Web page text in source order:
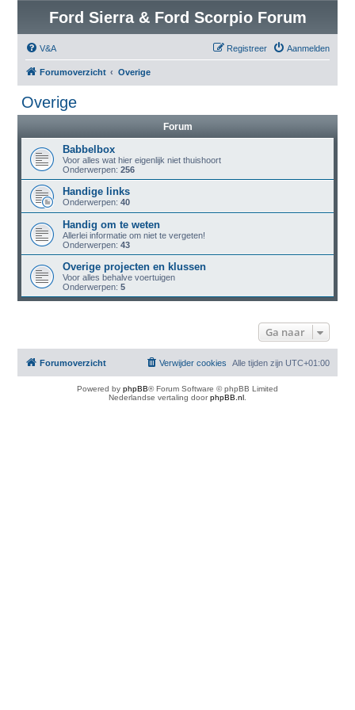
Ford Sierra & Ford Scorpio Forum
V&A Aanmelden
Registreer
Forumoverzicht Overige
Overige
Forum
Babbelbox
Voor alles wat hier eigenlijk niet thuishoort
Onderwerpen: 256
Handige links
Onderwerpen: 40
Handig om te weten
Allerlei informatie om niet te vergeten!
Onderwerpen: 43
Overige projecten en klussen
Voor alles behalve voertuigen
Onderwerpen: 5
Ga naar
Forumoverzicht Alle tijden zijn UTC+01:00
Verwijder cookies
Powered by phpBB® Forum Software © phpBB Limited
Nederlandse vertaling doorphpBB.nl